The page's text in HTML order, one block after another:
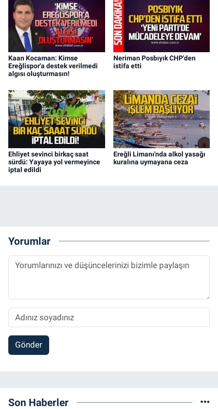
Kaan Kocaman: Kimse
Ereğlispor'a destek verilmedi
algısı oluşturmasın!
Neriman Posbıyık CHP'den
istifa etti
Ehliyet sevinci birkaç saat
sürdü: Yayaya yol vermeyince
iptal edildi
Ereğli Limanı'nda alkol yasağı
kuralına uymayana ceza
Yorumlar
Gönder
Son Haberler